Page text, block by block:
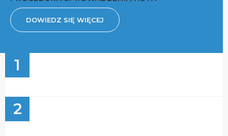
DOWIEDZ SIĘ WIĘCEJ
1
2